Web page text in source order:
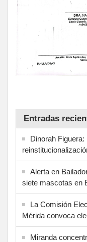
Entradas
Dinorah
Alerta en
siete mascotas en
La Comisión
Mérida convoca
Miranda